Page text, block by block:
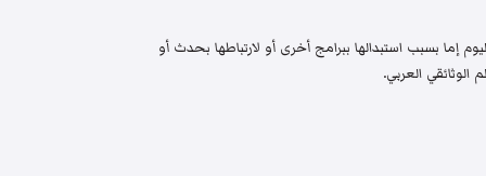
إما بسبب استبدالها ببرامج أخرى أو لارتباطها بحدث أو
الوثائقي العربي.